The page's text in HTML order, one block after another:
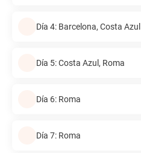
Día 4: Barcelona, Costa Azul
Día 5: Costa Azul, Roma
Día 6: Roma
Día 7: Roma